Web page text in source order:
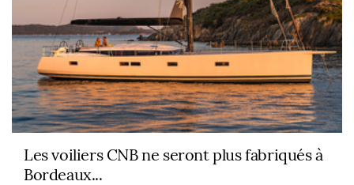
Les voiliers CNB ne seront plus fabriqués à
Bordeaux...